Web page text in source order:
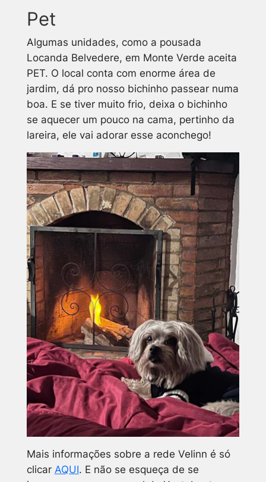
Pet
Algumas unidades, como a pousada
Locanda Belvedere, em Monte Verde aceita
PET. O local conta com enorme área de
jardim, dá pro nosso bichinho passear numa
boa. E se tiver muito frio, deixa o bichinho
se aquecer um pouco na cama, pertinho da
lareira, ele vai adorar esse aconchego!
Mais informações sobre a rede Velinn é só
clicar AQUI. E não se esqueça de se